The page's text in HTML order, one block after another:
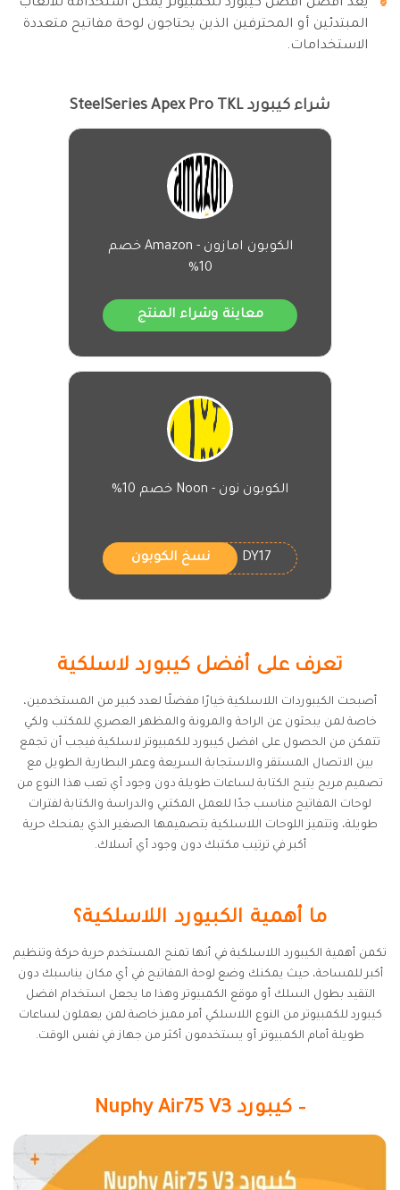
يُعد أفضل افضل كيبورد للكمبيوتر يمكن استخدامه للألعاب
المبتدئين أو المحترفين الذين يحتاجون لوحة مفاتيح متعددة
الاستخدامات.
شراء كيبورد SteelSeries Apex Pro TKL
الكوبون امازون - Amazon خصم
10%
معاينة وشراء المنتج
الكوبون نون - Noon خصم 10%
DY17 نسخ الكوبون
تعرف على أفضل كيبورد لاسلكية
أصبحت الكيبوردات اللاسلكية خيارًا مفضلًا لعدد كبير من المستخدمين،
خاصة لمن يبحثون عن الراحة والمرونة والمظهر العصري للمكتب ولكي
تتمكن من الحصول على افضل كيبورد للكمبيوتر لاسلكية فيجب أن تجمع
بين الاتصال المستقر والاستجابة السريعة وعمر البطارية الطويل مع
تصميم مريح يتيح الكتابة لساعات طويلة دون وجود أي تعب هذا النوع من
لوحات المفاتيح مناسب جدًا للعمل المكتبي والدراسة والكتابة لفترات
طويلة، وتتميز اللوحات اللاسلكية بتصميمها الصغير الذي يمنحك حرية
أكبر في ترتيب مكتبك دون وجود أي أسلاك.
ما أهمية الكبيورد اللاسلكية؟
تكمن أهمية الكيبورد اللاسلكية في أنها تمنح المستخدم حرية حركة وتنظيم
أكبر للمساحة، حيث يمكنك وضع لوحة المفاتيح في أي مكان يناسبك دون
التقيد بطول السلك أو موقع الكمبيوتر وهذا ما يجعل استخدام افضل
كيبورد للكمبيوتر من النوع اللاسلكي أمر مميز خاصة لمن يعملون لساعات
طويلة أمام الكمبيوتر أو يستخدمون أكثر من جهاز في نفس الوقت.
– كيبورد Nuphy Air75 V3